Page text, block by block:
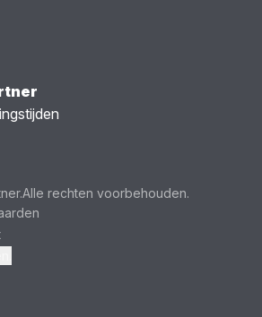
Alle rechten voorbehouden.